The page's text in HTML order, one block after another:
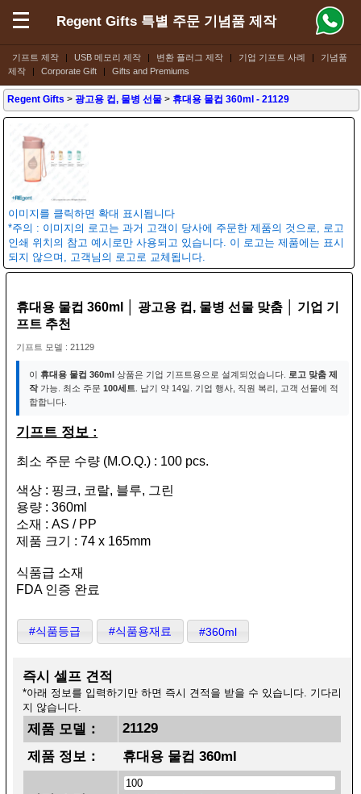
기프트 제작 | USB 메모리 제작 | 변환 플러그 제작 | 기업 기프트 사례 |
기념품
제작
| Corporate Gift | Gifts and Premiums
Regent Gifts 특별 주문 기념품 제작
Regent Gifts >광고용 컵, 물병 선물 > 휴대용 물컵 360ml - 21129
이미지를 클릭하면 확대 표시됩니다
*주의 : 이미지의 로고는 과거 고객이 당사에 주문한 제품의 것으로, 로고
인쇄 위치의 참고 예시로만 사용되고 있습니다. 이 로고는 제품에는 표시
되지 않으며, 고객님의 로고로 교체됩니다.
휴대용 물컵 360ml │ 광고용 컵, 물병 선물 맞춤 │ 기업 기
프트 추천
기프트 모델 : 21129
이 휴대용 물컵 360ml상품은 기업 기프트용으로 설계되었습니다.
로고 맞춤 제
작가능. 최소 주문 100세트 . 납기 약 14일. 기업 행사, 직원 복리, 고객 선물에 적
합합니다.
기프트 정보 :
최소 주문 수량 (M.O.Q.) : 100 pcs.
색상 : 핑크, 코랄, 블루, 그린
용량 : 360ml
소재 : AS / PP
제품 크기 : 74 x 165mm
식품급 소재
FDA 인증 완료
#식품등급 #식품용재료 #360ml
즉시 셀프 견적
*아래 정보를 입력하기만 하면 즉시 견적을 받을 수 있습니다. 기다리
지 않습니다.
제품 모델：
21129
제품 정보：
휴대용 물컵 360ml